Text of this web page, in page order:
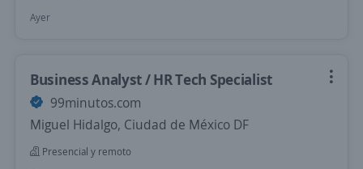
Ayer
Business Analyst / HR Tech Specialist
99minutos.com
Miguel Hidalgo, Ciudad de México DF
Presencial y remoto